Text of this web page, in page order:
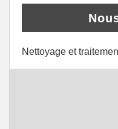
Nettoyage et